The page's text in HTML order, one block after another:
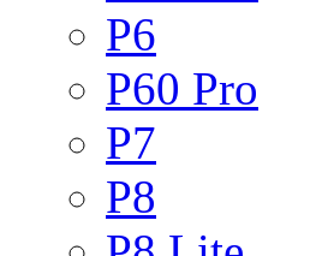
P6
P60 Pro
P7
P8